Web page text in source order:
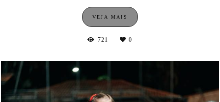
VEJA MAIS
721 0